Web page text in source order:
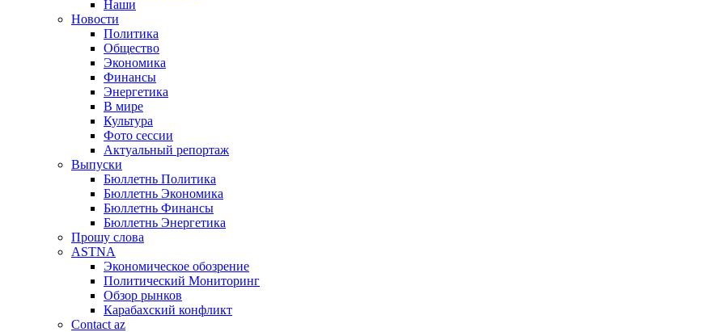
Наши
Новости
Политика
Общество
Экономика
Финансы
Энергетика
В мире
Культура
Фото сессии
Актуальный репортаж
Выпуски
Бюллетнь Политика
Бюллетнь Экономика
Бюллетнь Финансы
Бюллетнь Энергетика
Прошу слова
ASTNA
Экономическое обозрение
Политический Мониторинг
Обзор рынков
Карабахский конфликт
Contact az